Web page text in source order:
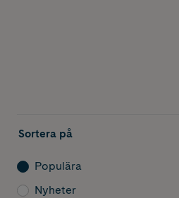
Sortera på
Populära
Nyheter